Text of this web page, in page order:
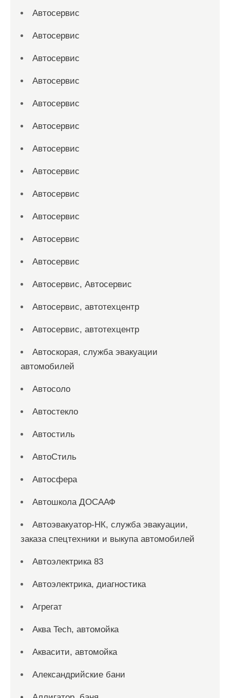
Автосервис
Автосервис
Автосервис
Автосервис
Автосервис
Автосервис
Автосервис
Автосервис
Автосервис
Автосервис
Автосервис
Автосервис
Автосервис, Автосервис
Автосервис, автотехцентр
Автосервис, автотехцентр
Автоскорая, служба эвакуации
автомобилей
Автосоло
Автостекло
Автостиль
АвтоСтиль
Автосфера
Автошкола ДОСААФ
Автоэвакуатор-НК, служба эвакуации,
заказа спецтехники и выкупа автомобилей
Автоэлектрика 83
Автоэлектрика, диагностика
Агрегат
Аква Tech, автомойка
Аквасити, автомойка
Александрийские бани